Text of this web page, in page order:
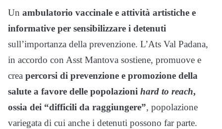
Un ambulatorio vaccinale e attività artistiche e
informative per sensibilizzare i detenuti
sull’importanza della prevenzione. L’Ats Val Padana,
in accordo con Asst Mantova sostiene, promuove e
crea percorsi di prevenzione e promozione della
salute a favore delle popolazioni hard to reach,
ossia dei “difficili da raggiungere”, popolazione
variegata di cui anche i detenuti possono far parte.